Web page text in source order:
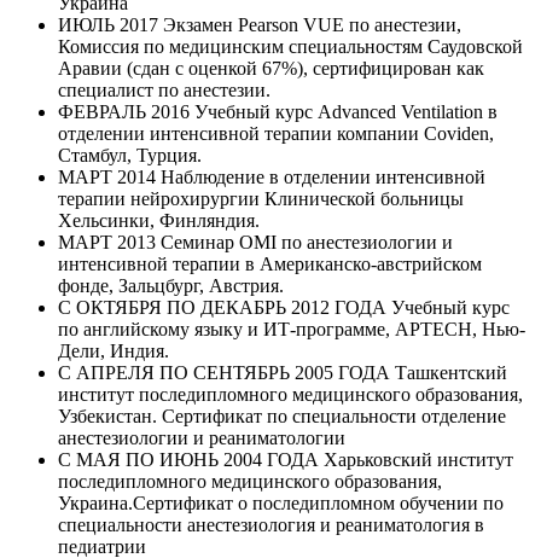
ИЮЛЬ 2017 Экзамен Pearson VUE по анестезии,
Комиссия по медицинским специальностям Саудовской
Аравии (сдан с оценкой 67%), сертифицирован как
специалист по анестезии.
ФЕВРАЛЬ 2016 Учебный курс Advanced Ventilation в
отделении интенсивной терапии компании Coviden,
Стамбул, Турция.
МАРТ 2014 Наблюдение в отделении интенсивной
терапии нейрохирургии Клинической больницы
Хельсинки, Финляндия.
МАРТ 2013 Семинар OMI по анестезиологии и
интенсивной терапии в Американско-австрийском
фонде, Зальцбург, Австрия.
С ОКТЯБРЯ ПО ДЕКАБРЬ 2012 ГОДА Учебный курс
по английскому языку и ИТ-программе, APTECH, Нью-
Дели, Индия.
С АПРЕЛЯ ПО СЕНТЯБРЬ 2005 ГОДА Ташкентский
институт последипломного медицинского образования,
Узбекистан. Сертификат по специальности отделение
анестезиологии и реаниматологии
С МАЯ ПО ​​ИЮНЬ 2004 ГОДА Харьковский институт
последипломного медицинского образования,
Украина.Сертификат о последипломном обучении по
специальности анестезиология и реаниматология в
педиатрии